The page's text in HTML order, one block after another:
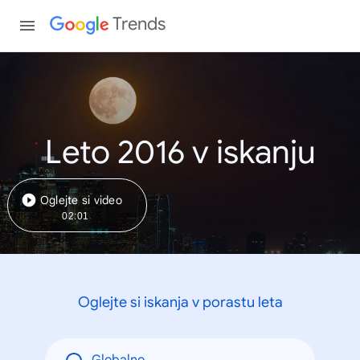
Trends
Leto 2016 v iskanju
Oglejte si video
02:01
Oglejte si iskanja v porastu leta